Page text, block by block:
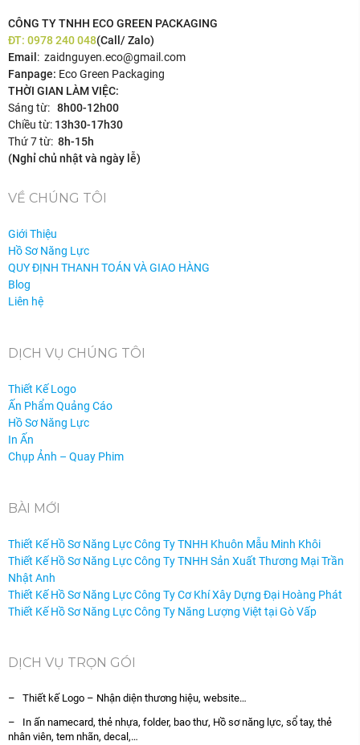
CÔNG TY TNHH ECO GREEN PACKAGING
ĐT: 0978 240 048(Call/ Zalo)
Email : zaidnguyen.eco@gmail.com
Fanpage: Eco Green Packaging
THỜI GIAN LÀM VIỆC:
Sáng từ: 8h00-12h00
Chiều từ: 13h30-17h30
Thứ 7 từ: 8h-15h
(Nghỉ chủ nhật và ngày lễ)
VỀ CHÚNG TÔI
Giới Thiệu
Hồ Sơ Năng Lực
QUY ĐỊNH THANH TOÁN VÀ GIAO HÀNG
Blog
Liên hệ
DỊCH VỤ CHÚNG TÔI
Thiết Kế Logo
Ấn Phẩm Quảng Cáo
Hồ Sơ Năng Lực
In Ấn
Chụp Ảnh – Quay Phim
BÀI MỚI
Thiết Kế Hồ Sơ Năng Lực Công Ty TNHH Khuôn Mẫu Minh Khôi
Thiết Kế Hồ Sơ Năng Lực Công Ty TNHH Sản Xuất Thương Mại Trần
Nhật Anh
Thiết Kế Hồ Sơ Năng Lực Công Ty Cơ Khí Xây Dựng Đại Hoàng Phát
Thiết Kế Hồ Sơ Năng Lực Công Ty Năng Lượng Việt tại Gò Vấp
DỊCH VỤ TRỌN GÓI
– Thiết kế Logo – Nhận diện thương hiệu, website…
– In ấn namecard, thẻ nhựa, folder, bao thư, Hồ sơ năng lực, sổ tay, thẻ
nhân viên, tem nhãn, decal,…